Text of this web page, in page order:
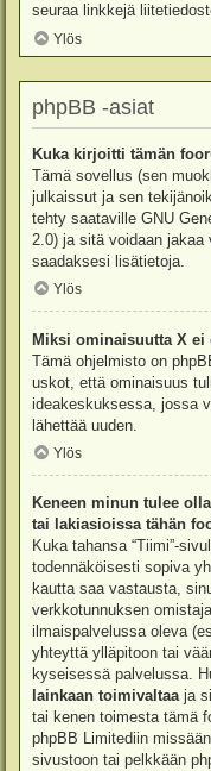
seuraa linkkejä
Ylös
phpBB -asiat
Kuka kirjoitti tämän
Tämä sovellus (sen
julkaissut ja sen
tehty saataville GNU
2.0) ja sitä voidaan jakaa
saadaksesi lisätietoja.
Ylös
Miksi ominaisuutta X ei
Tämä ohjelmisto on
uskot, että ominaisuus
ideakeskuksessa , jossa
lähettää uuden.
Ylös
Keneen minun tulee
tai lakiasioissa tähän
Kuka tahansa “Tiimi”-
todennäköisesti sopiva
kautta saa vastausta,
verkkotunnuksen
ilmaispalvelussa oleva
yhteyttä ylläpitoon tai
kyseisessä palvelussa.
lainkaan toimivaltaaja
tai kenen toimesta tämä
phpBB Limitediin
sivustoon tai pelkkään